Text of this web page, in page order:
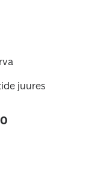
juures